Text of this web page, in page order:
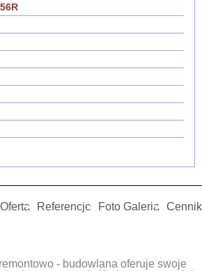
Oferta Referencje Foto Galeria
Cennik
- budowlana oferuje swoje